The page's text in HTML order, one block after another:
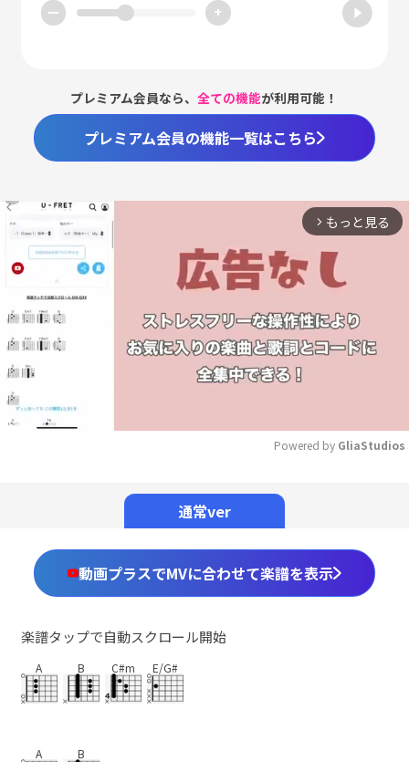
ー +
プレミアム会員なら、全ての機能が利用可能！
プレミアム会員の機能一覧はこちら
arrow_forward_ios もっと見る
Powered by GliaStudios
通常ver
動画プラスでMVに合わせて楽譜を表示
楽譜タップで自動スクロール開始
A B C#m E/G#
A B